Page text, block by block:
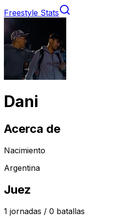
Freestyle Stats
Dani
Acerca de
Nacimiento
Argentina
Juez
1 jornadas / 0 batallas